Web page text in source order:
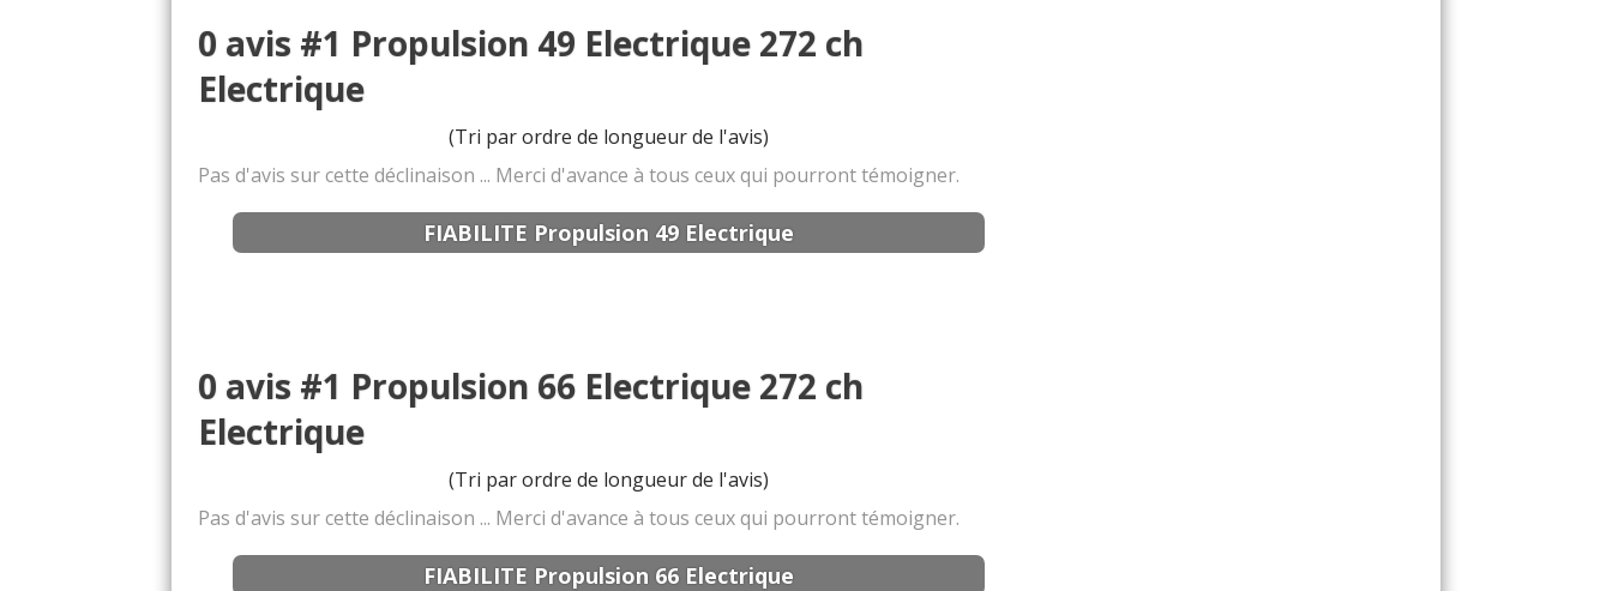
0 avis #1 Propulsion 49 Electrique 272 ch
Electrique
(Tri par ordre de longueur de l'avis)
Pas d'avis sur cette déclinaison ... Merci d'avance à tous ceux qui pourront témoigner.
FIABILITE Propulsion 49 Electrique
0 avis #1 Propulsion 66 Electrique 272 ch
Electrique
(Tri par ordre de longueur de l'avis)
Pas d'avis sur cette déclinaison ... Merci d'avance à tous ceux qui pourront témoigner.
FIABILITE Propulsion 66 Electrique